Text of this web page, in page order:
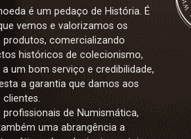
é um pedaço de História. É
vemos e valorizamos os
produtos, comercializando
históricos de colecionismo,
a um bom serviço e credibilidade,
a garantia que damos aos
clientes.
profissionais de Numismática,
uma abrangência a